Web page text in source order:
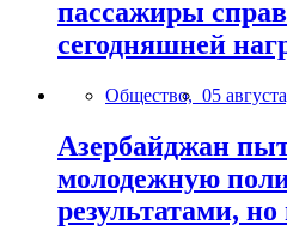
пассажиры
сегодняшней
Общество, 05
Азербайджан
молодежную
результатами,